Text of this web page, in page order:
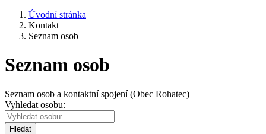
Úvodní stránka
Kontakt
Seznam osob
Seznam osob
Seznam osob a kontaktní spojení (Obec Rohatec)
Vyhledat osobu:
Hledat